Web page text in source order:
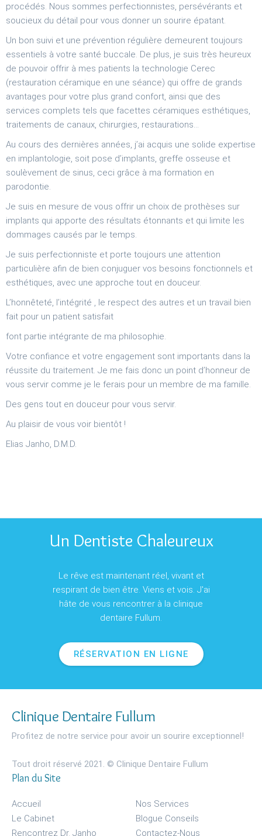
procédés. Nous sommes perfectionnistes, persévérants et
soucieux du détail pour vous donner un sourire épatant.
Un bon suivi et une prévention régulière demeurent toujours
essentiels à votre santé buccale. De plus, je suis très heureux
de pouvoir offrir à mes patients la technologie Cerec
(restauration céramique en une séance) qui offre de grands
avantages pour votre plus grand confort, ainsi que des
services complets tels que facettes céramiques esthétiques,
traitements de canaux, chirurgies, restaurations...
Au cours des dernières années, j’ai acquis une solide expertise
en implantologie, soit pose d’implants, greffe osseuse et
soulèvement de sinus, ceci grâce à ma formation en
parodontie.
Je suis en mesure de vous offrir un choix de prothèses sur
implants qui apporte des résultats étonnants et qui limite les
dommages causés par le temps.
Je suis perfectionniste et porte toujours une attention
particulière afin de bien conjuguer vos besoins fonctionnels et
esthétiques, avec une approche tout en douceur.
L’honnêteté, l’intégrité , le respect des autres et un travail bien
fait pour un patient satisfait
font partie intégrante de ma philosophie.
Votre confiance et votre engagement sont importants dans la
réussite du traitement. Je me fais donc un point d’honneur de
vous servir comme je le ferais pour un membre de ma famille.
Des gens tout en douceur pour vous servir.
Au plaisir de vous voir bientôt !
Elias Janho, D.M.D.
Un Dentiste Chaleureux
Le rêve est maintenant réel, vivant et
respirant de bien être. Viens et vois. J'ai
hâte de vous rencontrer à la clinique
dentaire Fullum.
RÉSERVATION EN LIGNE
Clinique Dentaire Fullum
Profitez de notre service pour avoir un sourire exceptionnel!
Tout droit réservé 2021. © Clinique Dentaire Fullum
Plan du Site
Accueil
Le Cabinet
Rencontrez Dr. Janho
Nos Services
Blogue Conseils
Contactez-Nous